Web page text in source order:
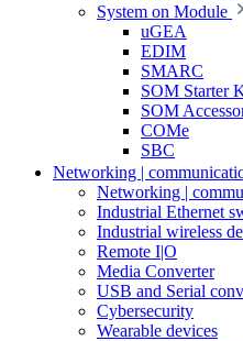
System on Module
uGEA
EDIM
SMARC
SOM Starter
SOM
COMe
SBC
Networking |
Networking |
Industrial Ethernet
Industrial wireless
Remote I|O
Media Converter
USB and Serial
Cybersecurity
Wearable devices